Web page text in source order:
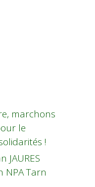
marchons
le
!
JAURES
NPA Tarn